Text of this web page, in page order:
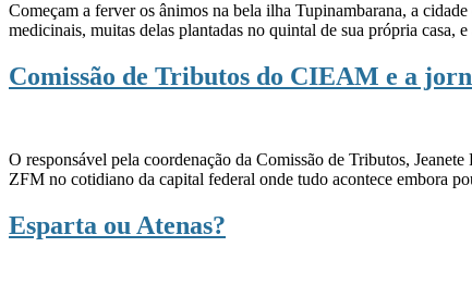
Começam a ferver os ânimos na bela ilha Tupinambarana, a
medicinais, muitas delas plantadas no quintal de sua própria
Comissão de Tributos do CIEAM e a
O responsável pela coordenação da Comissão de Tributos,
ZFM no cotidiano da capital federal onde tudo acontece embora
Esparta ou Atenas?